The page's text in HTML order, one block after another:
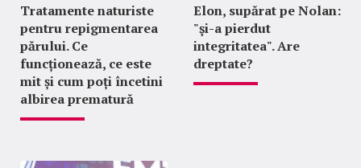
Tratamente naturiste
pentru repigmentarea
părului. Ce
funcționează, ce este
mit și cum poți încetini
albirea prematură
Elon, supărat pe Nolan:
"şi-a pierdut
integritatea". Are
dreptate?